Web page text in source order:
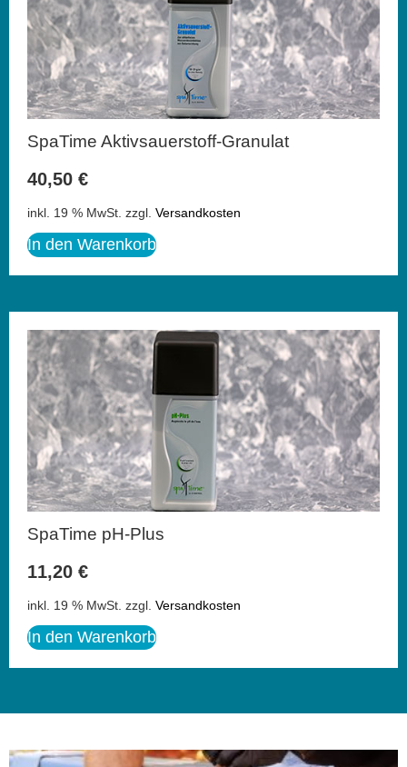
SpaTime Aktivsauerstoff-Granulat
40,50 €
inkl. 19 % MwSt. zzgl. Versandkosten
In den Warenkorb
SpaTime pH-Plus
11,20 €
inkl. 19 % MwSt. zzgl. Versandkosten
In den Warenkorb